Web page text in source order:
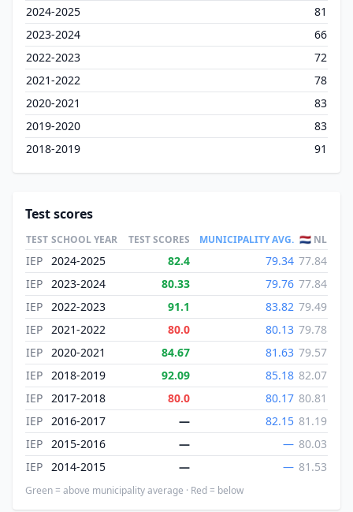
2024-2025
81
2023-2024
66
2022-2023
72
2021-2022
78
2020-2021
83
2019-2020
83
2018-2019
91
Test scores
TEST SCHOOL YEAR TEST SCORES MUNICIPALITY AVG. 🇳🇱 NL
IEP 2024-2025 82.4 79.34 77.84
IEP 2023-2024 80.33 79.76 77.84
IEP 2022-2023 91.1 83.82 79.49
IEP 2021-2022 80.0 80.13 79.78
IEP 2020-2021 84.67 81.63 79.57
IEP 2018-2019 92.09 85.18 82.07
IEP 2017-2018 80.0 80.17 80.81
IEP 2016-2017 — 82.15 81.19
IEP 2015-2016 — — 80.03
IEP 2014-2015 — — 81.53
Green = above municipality average · Red = below